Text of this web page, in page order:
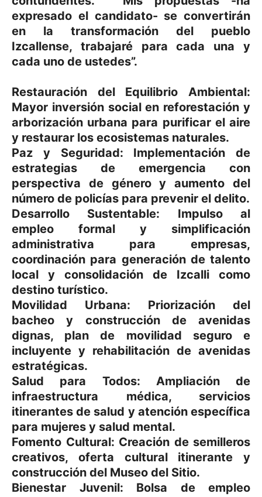
expresado el candidato- se convertirán
en la transformación del pueblo
Izcallense, trabajaré para cada una y
cada uno de ustedes”.
Restauración del Equilibrio Ambiental:
Mayor inversión social en reforestación y
arborización urbana para purificar el aire
y restaurar los ecosistemas naturales.
Paz y Seguridad: Implementación de
estrategias de emergencia con
perspectiva de género y aumento del
número de policías para prevenir el delito.
Desarrollo Sustentable: Impulso al
empleo formal y simplificación
administrativa para empresas,
coordinación para generación de talento
local y consolidación de Izcalli como
destino turístico.
Movilidad Urbana: Priorización del
bacheo y construcción de avenidas
dignas, plan de movilidad seguro e
incluyente y rehabilitación de avenidas
estratégicas.
Salud para Todos: Ampliación de
infraestructura médica, servicios
itinerantes de salud y atención específica
para mujeres y salud mental.
Fomento Cultural: Creación de semilleros
creativos, oferta cultural itinerante y
construcción del Museo del Sitio.
Bienestar Juvenil: Bolsa de empleo